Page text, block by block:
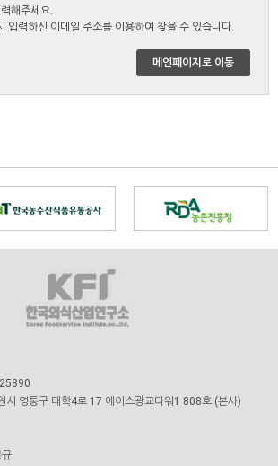
해주세요.
입력하신 이메일 주소를 이용하여 찾을 수 있습니다.
메인페이지로 이동
시 영통구 대학4로 17 에이스광교타워1 808호 (본사)
규